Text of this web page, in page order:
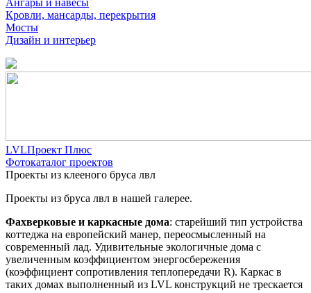
Ангары и навесы
Кровли, мансарды, перекрытия
Мосты
Дизайн и интерьер
LVLПроект Плюс
Фотокаталог проектов
Проекты из клееного бруса лвл
Проекты из бруса лвл в нашей галерее.
Фахверковые и каркасные дома: старейший тип устройства
коттеджа на европейский манер, переосмысленный на
современный лад. Удивительные экологичные дома с
увеличенным коэффициентом энергосбережения
(коэффициент сопротивления теплопередачи R). Каркас в
таких домах выполненный из LVL конструкций не трескается